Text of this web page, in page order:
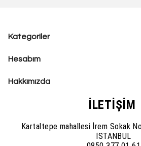
Kategoriler
Hesabım
Hakkımızda
İLETİŞİM
Kartaltepe mahallesi İrem Sokak
İSTANBUL